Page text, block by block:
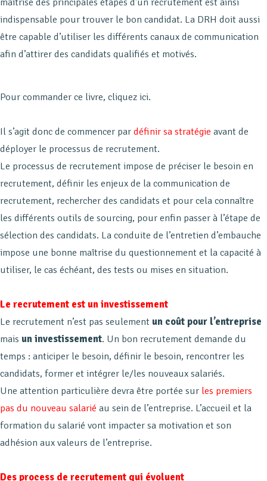
indispensable pour trouver le bon candidat. La DRH doit aussi
être capable d’utiliser les différents canaux de communication
afin d’attirer des candidats qualifiés et motivés.
Pour commander ce livre, cliquez ici.
Il s’agit donc de commencer pardéfinir sa stratégie avant de
déployer le processus de recrutement.
Le processus de recrutement impose de préciser le besoin en
recrutement, définir les enjeux de la communication de
recrutement, rechercher des candidats et pour cela connaître
les différents outils de sourcing, pour enfin passer à l’étape de
sélection des candidats. La conduite de l’entretien d’embauche
impose une bonne maîtrise du questionnement et la capacité à
utiliser, le cas échéant, des tests ou mises en situation.
Le recrutement est un investissement
Le recrutement n’est pas seulementun coût pour l’entreprise
mais un investissement. Un bon recrutement demande du
temps : anticiper le besoin, définir le besoin, rencontrer les
candidats, former et intégrer le/les nouveaux salariés.
Une attention particulière devra être portée sur les premiers
pas du nouveau salarié au sein de l’entreprise. L’accueil et la
formation du salarié vont impacter sa motivation et son
adhésion aux valeurs de l’entreprise.
Des process de recrutement qui évoluent